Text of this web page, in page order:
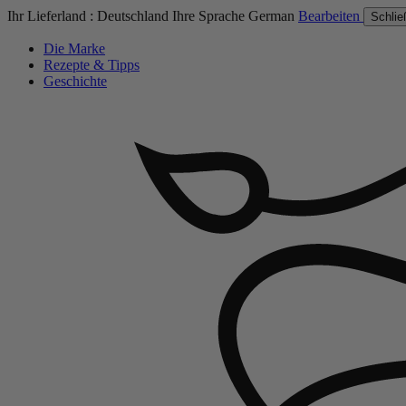
Ihr Lieferland : Deutschland Ihre Sprache German Bearbeiten
Die Marke
Rezepte & Tipps
Geschichte